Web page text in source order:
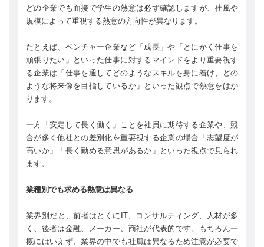
どの企業でも面接で学生の熱意は必ず確認しますが、社風や
規模によって重視する熱意の方向性が異なります。
たとえば、ベンチャー企業など「成長」や「とにかく仕事を
頑張りたい」といった仕事に対するマインドをより重要視す
る企業は「仕事を通してどのようなスキルを身に着け、どの
ような将来像を目指しているか」といった観点で熱意をはか
ります。
一方「安定して長く働く」ことを社員に期待する企業や、競
合が多く他社との差別化を重要視する企業の場合「志望度が
高いか」「長く勤める意思があるか」といった視点で見られ
ます。
業種別でも求める熱意は異なる
業界別だと、前者はとくにIT、コンサルティング、人材が多
く、後者は金融、メーカー、商社が代表的です。もちろん一
概にはいえず、業界の中でも社風は異なるため注意が必要で